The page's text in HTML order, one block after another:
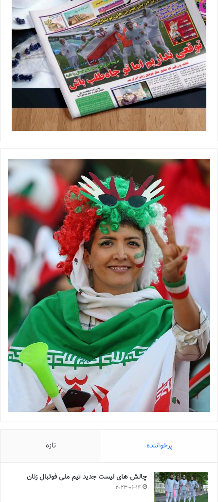
پرخواننده تازه
چالش هاى ليست جدید تيم ملى فوتبال زنان
2023-06-14